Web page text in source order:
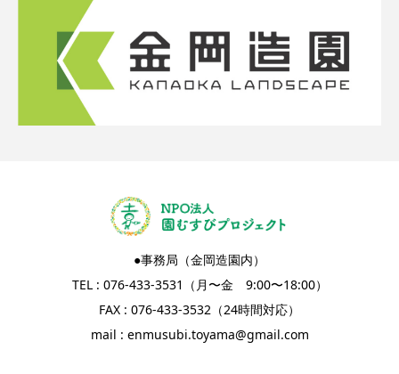
●事務局（金岡造園内）
TEL : 076-433-3531（月〜金 9:00〜18:00）
FAX : 076-433-3532（24時間対応）
mail : enmusubi.toyama@gmail.com